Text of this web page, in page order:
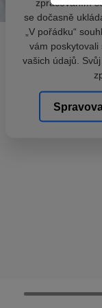
zpracováním
se dočasně
„V pořádku“
vám poskytovali
vašich údajů.